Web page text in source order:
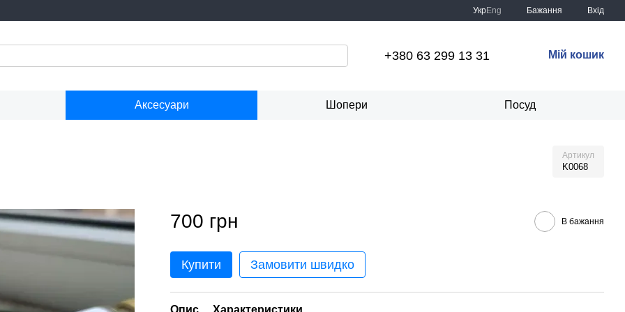
УкрEng Бажання Вхід
+380 63 299 13 31 Мій кошик
Аксесуари Шопери Посуд
Артикул
K0068
700 грн В бажання
Купити Замовити швидко
Опис
Характеристики